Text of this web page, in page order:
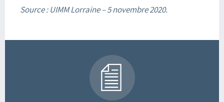
Source : UIMM Lorraine – 5 novembre 2020.